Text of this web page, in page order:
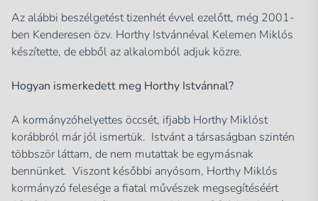
Az alábbi beszélgetést tizenhét évvel ezelőtt, még 2001-
ben Kenderesen özv. Horthy Istvánnéval Kelemen Miklós
készítette, de ebből az alkalomból adjuk közre.
Hogyan ismerkedett meg Horthy Istvánnal?
A kormányzóhelyettes öccsét, ifjabb Horthy Miklóst
korábbról már jól ismertük. Istvánt a társaságban szintén
többször láttam, de nem mutattak be egymásnak
bennünket. Viszont későbbi anyósom, Horthy Miklós
kormányzó felesége a fiatal művészek megsegítéséért